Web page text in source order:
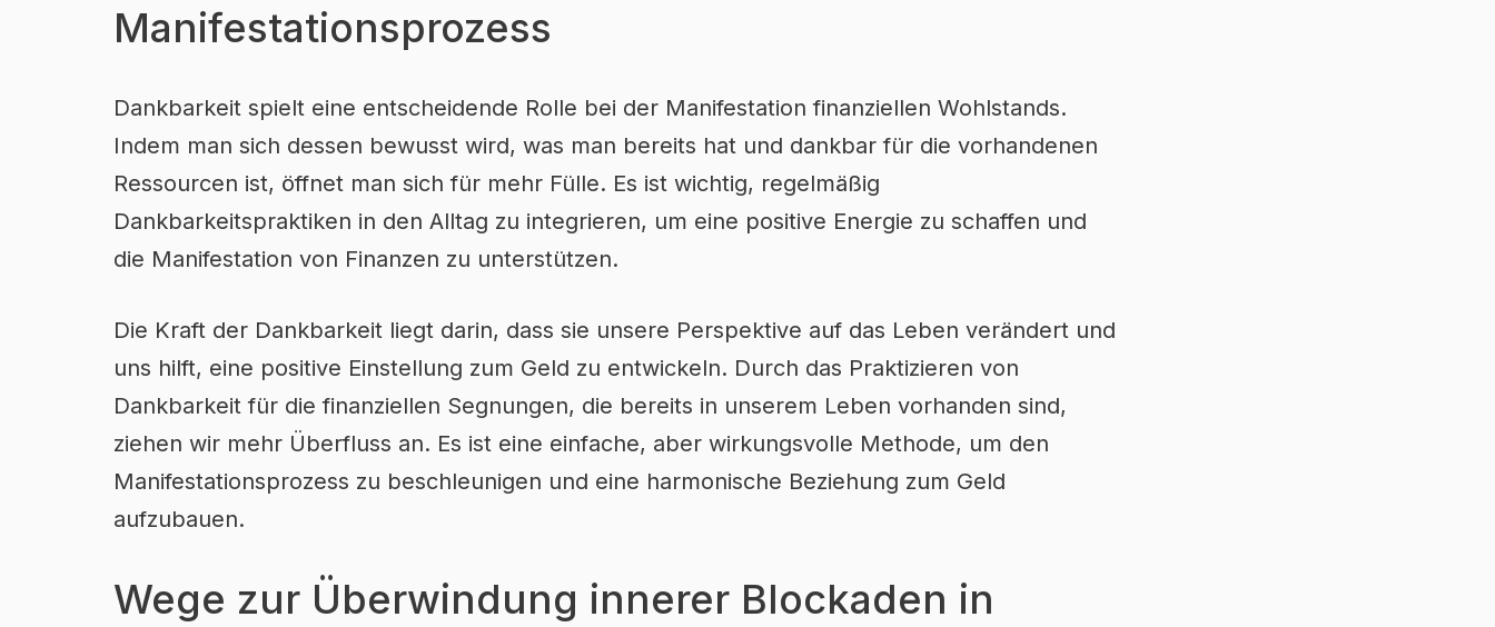
Manifestationsprozess
Dankbarkeit spielt eine entscheidende Rolle bei der Manifestation finanziellen Wohlstands.
Indem man sich dessen bewusst wird, was man bereits hat und dankbar für die vorhandenen
Ressourcen ist, öffnet man sich für mehr Fülle. Es ist wichtig, regelmäßig
Dankbarkeitspraktiken in den Alltag zu integrieren, um eine positive Energie zu schaffen und
die Manifestation von Finanzen zu unterstützen.
Die Kraft der Dankbarkeit liegt darin, dass sie unsere Perspektive auf das Leben verändert und
uns hilft, eine positive Einstellung zum Geld zu entwickeln. Durch das Praktizieren von
Dankbarkeit für die finanziellen Segnungen, die bereits in unserem Leben vorhanden sind,
ziehen wir mehr Überfluss an. Es ist eine einfache, aber wirkungsvolle Methode, um den
Manifestationsprozess zu beschleunigen und eine harmonische Beziehung zum Geld
aufzubauen.
Wege zur Überwindung innerer Blockaden in